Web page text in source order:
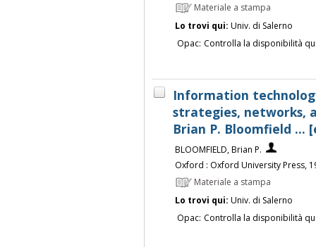
Materiale a stampa
Lo trovi qui: Univ. di Salerno
Opac: Controlla la disponibilità
Information
strategies, networks,
Brian P. Bloomfield ...
BLOOMFIELD, Brian P.
Oxford : Oxford University Press,
Materiale a stampa
Lo trovi qui: Univ. di Salerno
Opac: Controlla la disponibilità